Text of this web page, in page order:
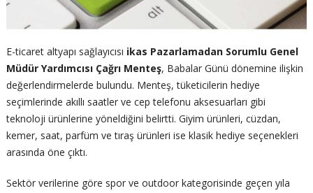
E-ticaret altyapı sağlayıcısı ikas Pazarlamadan Sorumlu Genel
Müdür Yardımcısı Çağrı Menteş, Babalar Günü dönemine ilişkin
değerlendirmelerde bulundu. Menteş, tüketicilerin hediye
seçimlerinde akıllı saatler ve cep telefonu aksesuarları gibi
teknoloji ürünlerine yöneldiğini belirtti. Giyim ürünleri, cüzdan,
kemer, saat, parfüm ve tıraş ürünleri ise klasik hediye seçenekleri
arasında öne çıktı.
Sektör verilerine göre spor ve outdoor kategorisinde geçen yıla